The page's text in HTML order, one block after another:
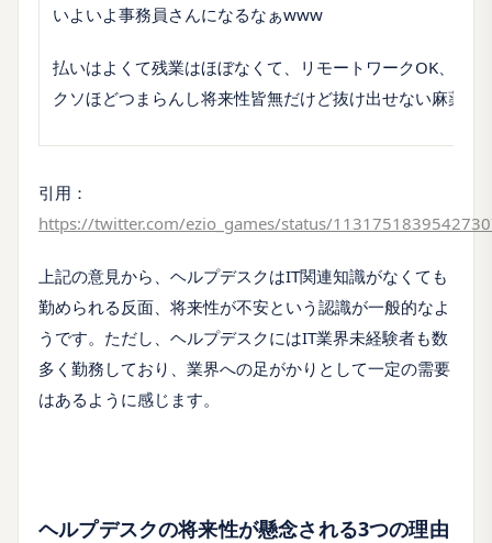
いよいよ事務員さんになるなぁwww
払いはよくて残業はほぼなくて、リモートワークOK、負
クソほどつまらんし将来性皆無だけど抜け出せない麻薬
引用：
https://twitter.com/ezio_games/status/
上記の意見から、ヘルプデスクはIT関連知識がなくても
勤められる反面、将来性が不安という認識が一般的なよ
うです。ただし、ヘルプデスクにはIT業界未経験者も数
多く勤務しており、業界への足がかりとして一定の需要
はあるように感じます。
ヘルプデスクの将来性が懸念される3つの理由